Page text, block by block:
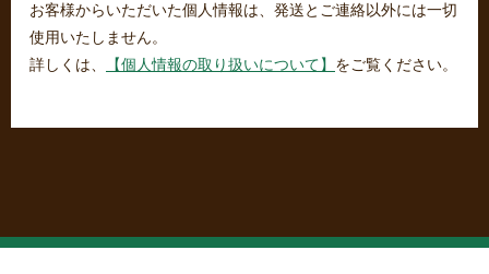
お客様からいただいた個人情報は、発送とご連絡以外には一切
使用いたしません。
詳しくは、
【個人情報の取り扱いについて】 をご覧ください。